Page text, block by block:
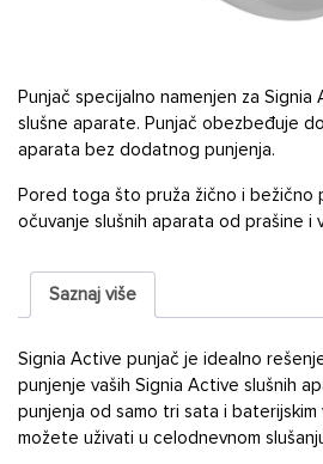
Punjač specijalno namenjen za
slušne aparate. Punjač obezbeđuje
aparata bez dodatnog punjenja.
Pored toga što pruža žično i bežično
očuvanje slušnih aparata od prašine i
Saznaj više
Signia Active punjač je idealno
punjenje vaših Signia Active slušnih
punjenja od samo tri sata i baterijskim
možete uživati u celodnevnom